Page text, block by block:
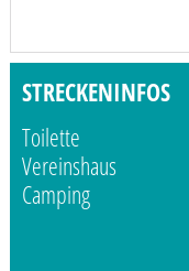
STRECKENINFOS
Toilette
Vereinshaus
Camping